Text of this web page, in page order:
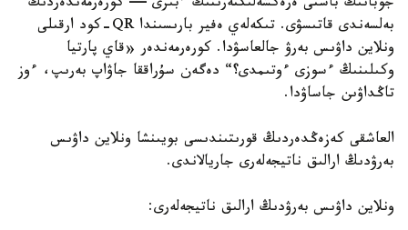
بەلسەندى قاتىسۋى. تىكەلەي ەفير بارىسىندا QR-كود ارقىلى
ونلاين داۋىس بەرۋ جالعاسۋدا. كورەرمەندەر «قاي پارتيا
وكىلىنىڭ ءسوزى ءوتىمدى؟“ دەگەن سۇراققا جاۋاپ بەرىپ، ءوز
تاڭداۋىن جاساۋدا.
العاشقى كەزەڭدەردىڭ قورىتىندىسى بويىنشا ونلاين داۋىس
بەرۋدىڭ ارالىق ناتيجەلەرى جاريالاندى.
ونلاين داۋىس بەرۋدىڭ ارالىق ناتيجەلەرى: